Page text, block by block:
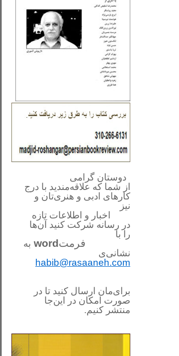
دوستان گرامی
از شما که علاقه‌مندید با درج
کارهای‌ ادبی و هنری‌تان و
نیز
اخبار و اطلاعات تازه
در رسانه شرکت کنید آن‌ها
را با
فرمتword به
نشانی‌ی
habib@rasaaneh.com
برای‌مان ارسال کنید تا در
صورت امکان در این‌جا
منتشر کنیم.